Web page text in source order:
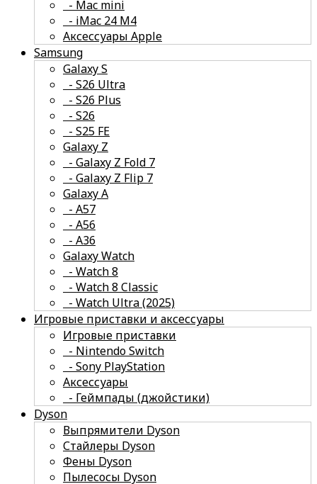
- Mac mini
- iMac 24 M4
Аксессуары Apple
Samsung
Galaxy S
- S26 Ultra
- S26 Plus
- S26
- S25 FE
Galaxy Z
- Galaxy Z Fold 7
- Galaxy Z Flip 7
Galaxy A
- A57
- А56
- А36
Galaxy Watch
- Watch 8
- Watch 8 Classic
- Watch Ultra (2025)
Игровые приставки и аксессуары
Игровые приставки
- Nintendo Switch
- Sony PlayStation
Аксессуары
- Геймпады (джойстики)
Dyson
Выпрямители Dyson
Стайлеры Dyson
Фены Dyson
Пылесосы Dyson